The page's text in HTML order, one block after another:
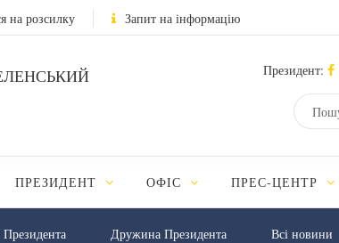
на розсилку Запит на інформацію
Президент:
ПРЕЗИДЕНТ ОФІС ПРЕС-ЦЕНТР
Дружина Президента Всі новини